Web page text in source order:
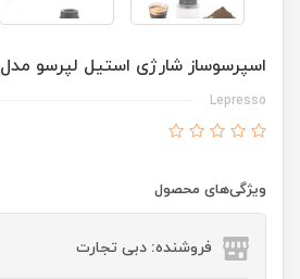
اسپرسوساز شارژی استیل لپرسو مدل LPSTPEM
Lepresso
ویژگی‌های محصول
فروشنده: دبی تجارت